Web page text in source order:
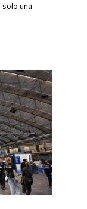
solo una